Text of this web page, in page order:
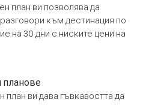
план ви позволява да
към дестинация по
на 30 дни с ниските цени на
планове
ви дава гъвкавостта да